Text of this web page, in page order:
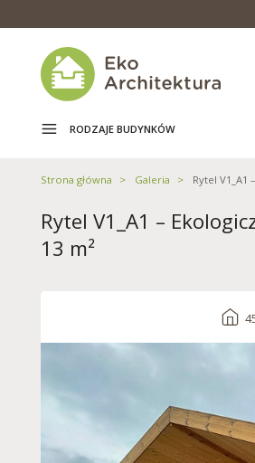
RODZAJE BUDYNKÓW
Strona główna Galeria Rytel V1_A1
Rytel V1_A1 –
13 m²